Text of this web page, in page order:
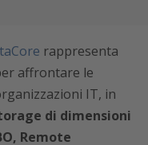
rappresenta
affrontare le
IT, in
di dimensioni
Remote